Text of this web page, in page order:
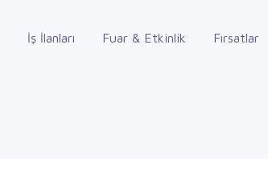
İş İlanları Fuar & Etkinlik Fırsatlar